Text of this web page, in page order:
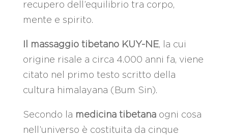
recupero dell’equilibrio tra corpo,
mente e spirito.
Il massaggio tibetano KUY-NE, la cui
origine risale a circa 4.000 anni fa, viene
citato nel primo testo scritto della
cultura himalayana (Bum Sin).
Secondo la medicina tibetanaogni cosa
nell’universo è costituita da cinque